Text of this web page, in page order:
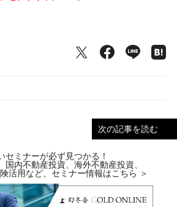
次の記事を読む
セミナーが必ず見つかる！
国内不動産投資、海外不動産投資、
活用など、セミナー情報はこちら ＞